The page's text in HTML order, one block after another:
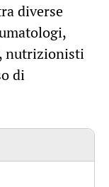
diverse
nutrizionisti
di